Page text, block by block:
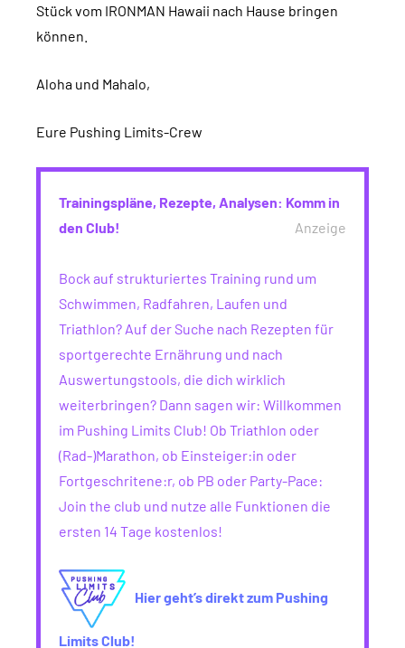
Stück vom IRONMAN Hawaii nach Hause bringen
können.
Aloha und Mahalo,
Eure Pushing Limits-Crew
Trainingspläne, Rezepte, Analysen: Komm in
den Club!
Anzeige
Bock auf strukturiertes Training rund um
Schwimmen, Radfahren, Laufen und
Triathlon? Auf der Suche nach Rezepten für
sportgerechte Ernährung und nach
Auswertungstools, die dich wirklich
weiterbringen? Dann sagen wir: Willkommen
im Pushing Limits Club! Ob Triathlon oder
(Rad-)Marathon, ob Einsteiger:in oder
Fortgeschritene:r, ob PB oder Party-Pace:
Join the club und nutze alle Funktionen die
ersten 14 Tage kostenlos!
Hier geht’s direkt zum Pushing
Limits Club!